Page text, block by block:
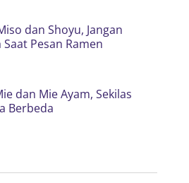
dan Shoyu, Jangan
Pesan Ramen
dan Mie Ayam, Sekilas
Berbeda